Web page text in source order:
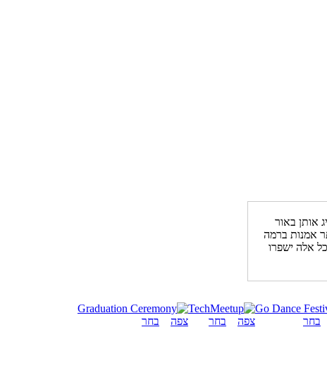
אותן באור
אמנות ברמה
אלה ישפרו
בחר צפה בחר צפה בחר